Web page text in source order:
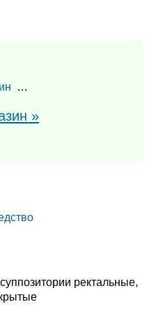
…
»
ректальные,